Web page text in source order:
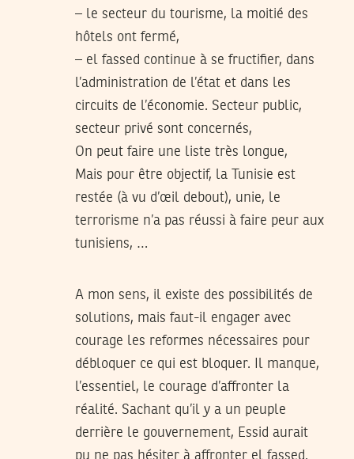
– le secteur du tourisme, la moitié des
hôtels ont fermé,
– el fassed continue à se fructifier, dans
l’administration de l’état et dans les
circuits de l’économie. Secteur public,
secteur privé sont concernés,
On peut faire une liste très longue,
Mais pour être objectif, la Tunisie est
restée (à vu d’œil debout), unie, le
terrorisme n’a pas réussi à faire peur aux
tunisiens, …
A mon sens, il existe des possibilités de
solutions, mais faut-il engager avec
courage les reformes nécessaires pour
débloquer ce qui est bloquer. Il manque,
l’essentiel, le courage d’affronter la
réalité. Sachant qu’il y a un peuple
derrière le gouvernement, Essid aurait